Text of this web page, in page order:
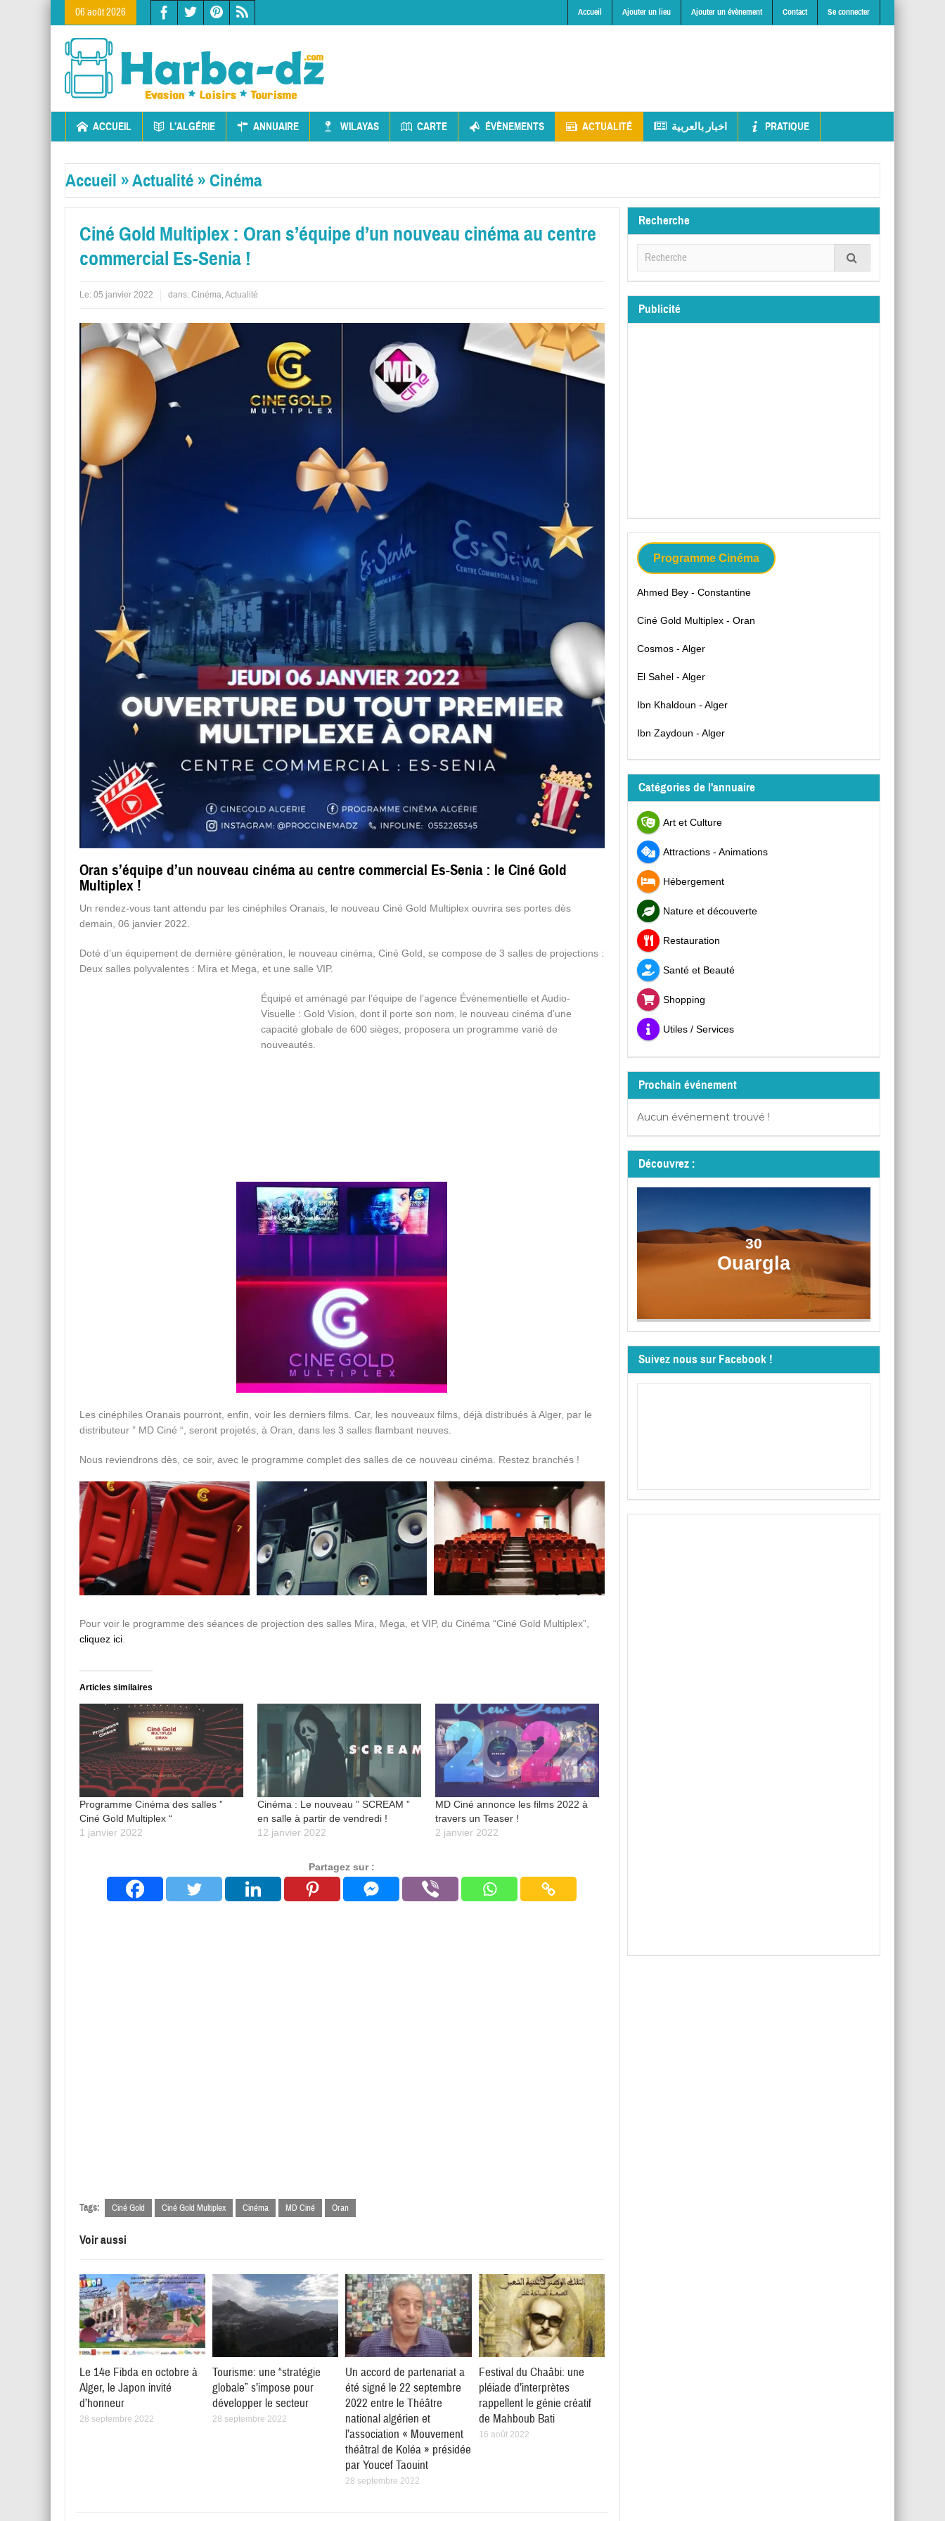
06 août 2026 Accueil Ajouter un lieu Ajouter un évènement Contact Se connecter
ACCUEIL L’ALGÉRIE ANNUAIRE WILAYAS CARTE ÉVÈNEMENTS ACTUALITÉ اخبار بالعربية PRATIQUE
Accueil »Actualité »Cinéma
Ciné Gold Multiplex : Oran s’équipe d’un nouveau cinéma au centre
commercial Es-Senia !
Le: 05 janvier 2022 dans: Cinéma,Actualité
Oran s’équipe d’un nouveau cinéma au centre commercial Es-Senia : le Ciné Gold
Multiplex !
Un rendez-vous tant attendu par les cinéphiles Oranais, le nouveau Ciné Gold Multiplex ouvrira ses portes dès
demain, 06 janvier 2022.
Doté d’un équipement de dernière génération, le nouveau cinéma, Ciné Gold, se compose de 3 salles de projections :
Deux salles polyvalentes : Mira et Mega, et une salle VIP.
Équipé et aménagé par l’équipe de l’agence Événementielle et Audio-
Visuelle : Gold Vision, dont il porte son nom, le nouveau cinéma d’une
capacité globale de 600 sièges, proposera un programme varié de
nouveautés.
Les cinéphiles Oranais pourront, enfin, voir les derniers films. Car, les nouveaux films, déjà distribués à Alger, par le
distributeur ” MD Ciné “, seront projetés, à Oran, dans les 3 salles flambant neuves.
Nous reviendrons dès, ce soir, avec le programme complet des salles de ce nouveau cinéma. Restez branchés !
Pour voir le programme des séances de projection des salles Mira, Mega, et VIP, du Cinéma “Ciné Gold Multiplex”,
cliquez ici
Articles similaires
Programme Cinéma des salles ”
Ciné Gold Multiplex “
1 janvier 2022
Cinéma : Le nouveau ” SCREAM ”
en salle à partir de vendredi !
12 janvier 2022
MD Ciné annonce les films 2022 à
travers un Teaser !
2 janvier 2022
Partagez sur :
Tags: Ciné Gold Ciné Gold Multiplex Cinéma MD Ciné Oran
Voir aussi
Le 14e Fibda en octobre à
Alger, le Japon invité
d’honneur
28 septembre 2022
Tourisme: une “stratégie
globale” s’impose pour
développer le secteur
28 septembre 2022
Un accord de partenariat a
été signé le 22 septembre
2022 entre le Théâtre
national algérien et
l’association « Mouvement
théâtral de Koléa » présidée
par Youcef Taouint
28 septembre 2022
Festival du Chaâbi: une
pléiade d’interprètes
rappellent le génie créatif
de Mahboub Bati
16 août 2022
Recherche
Publicité
Programme Cinéma
Ahmed Bey - Constantine
Ciné Gold Multiplex - Oran
Cosmos - Alger
El Sahel - Alger
Ibn Khaldoun - Alger
Ibn Zaydoun - Alger
Catégories de l'annuaire
Art et Culture
Attractions - Animations
Hébergement
Nature et découverte
Restauration
Santé et Beauté
Shopping
Utiles / Services
Prochain événement
Aucun événement trouvé !
Découvrez :
30
Ouargla
Suivez nous sur Facebook !